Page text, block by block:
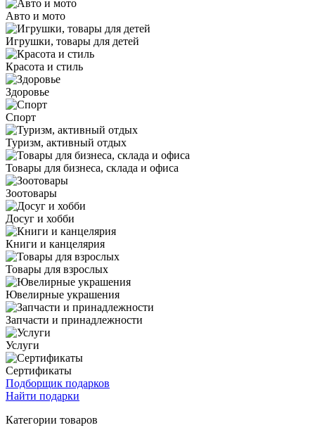
Авто и мото
Игрушки, товары для детей
Красота и стиль
Здоровье
Спорт
Туризм, активный отдых
Товары для бизнеса, склада и офиса
Зоотовары
Досуг и хобби
Книги и канцелярия
Товары для взрослых
Ювелирные украшения
Запчасти и принадлежности
Услуги
Сертификаты
Подборщик подарков
Найти подарки
Категории товаров